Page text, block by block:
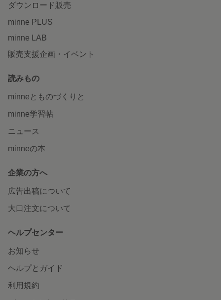
ダウンロード販売
minne PLUS
minne LAB
販売支援企画・イベント
読みもの
minneとものづくりと
minne学習帖
ニュース
minneの本
企業の方へ
広告出稿について
大口注文について
ヘルプセンター
お知らせ
ヘルプとガイド
利用規約